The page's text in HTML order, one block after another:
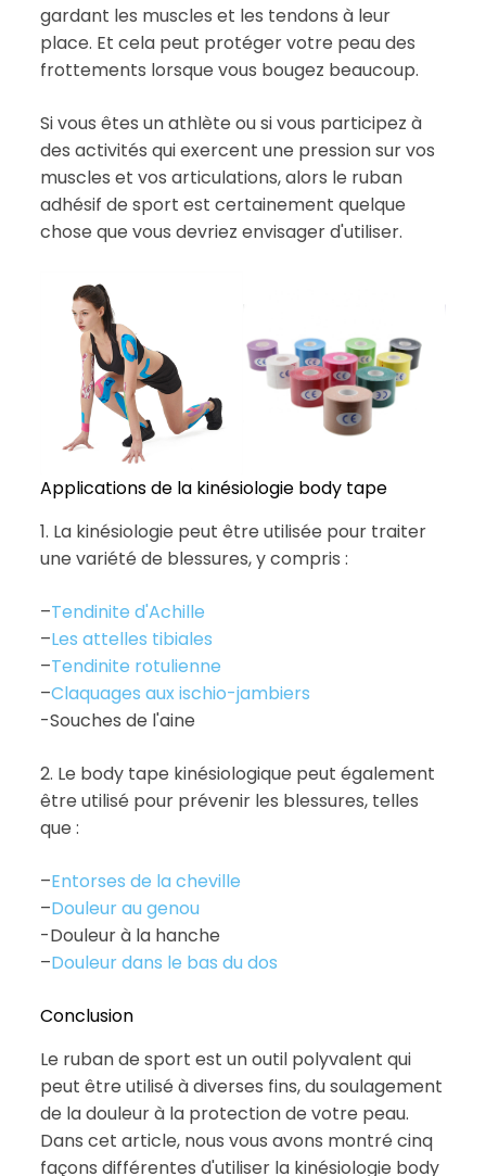
gardant les muscles et les tendons à leur
place. Et cela peut protéger votre peau des
frottements lorsque vous bougez beaucoup.
Si vous êtes un athlète ou si vous participez à
des activités qui exercent une pression sur vos
muscles et vos articulations, alors le ruban
adhésif de sport est certainement quelque
chose que vous devriez envisager d'utiliser.
Applications de la kinésiologie body tape
1. La kinésiologie peut être utilisée pour traiter
une variété de blessures, y compris :
–Tendinite d'Achille
–Les attelles tibiales
–Tendinite rotulienne
–Claquages aux ischio-jambiers
-Souches de l'aine
2. Le body tape kinésiologique peut également
être utilisé pour prévenir les blessures, telles
que :
–Entorses de la cheville
–Douleur au genou
-Douleur à la hanche
–Douleur dans le bas du dos
Conclusion
Le ruban de sport est un outil polyvalent qui
peut être utilisé à diverses fins, du soulagement
de la douleur à la protection de votre peau.
Dans cet article, nous vous avons montré cinq
façons différentes d'utiliser la kinésiologie body